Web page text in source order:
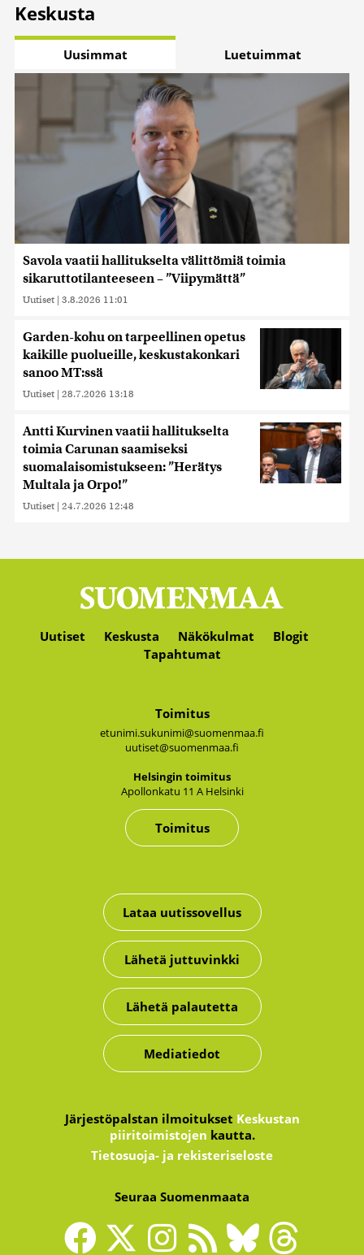
Keskusta
Uusimmat Luetuimmat
Savola vaatii hallitukselta välittömiä toimia
sikaruttotilanteeseen – ”Viipymättä”
Uutiset | 3.8.2026 11:01
Garden-kohu on tarpeellinen opetus
kaikille puolueille, keskustakonkari
sanoo MT:ssä
Uutiset | 28.7.2026 13:18
Antti Kurvinen vaatii hallitukselta
toimia Carunan saamiseksi
suomalaisomistukseen: ”Herätys
Multala ja Orpo!”
Uutiset | 24.7.2026 12:48
Uutiset Keskusta Näkökulmat
Blogit
Tapahtumat
Toimitus
etunimi.sukunimi@suomenmaa.fi
uutiset@suomenmaa.fi
Hel­sin­gin toi­mi­tus
Apol­lon­ka­tu 11 A Hel­sin­ki
Toimitus
Lataa uutissovellus
Lähetä juttuvinkki
Lähetä palautetta
Mediatiedot
Järjestöpalstan ilmoitukset Keskustan
piiritoimistojen kautta.
Tietosuoja- ja rekisteriseloste
Seuraa Suomenmaata